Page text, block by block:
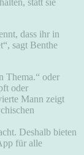
statt sie
dass ihr in
sagt Benthe
Thema.“ oder
oder
Mann zeigt
Deshalb bieten
für alle